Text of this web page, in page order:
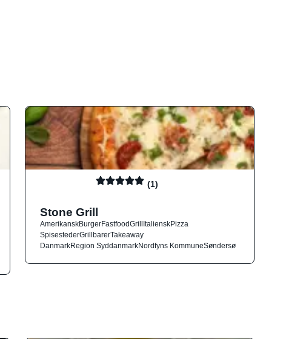
(1)
Stone Grill
AmerikanskBurgerFastfoodGrillItalienskPizza
SpisestederGrillbarerTakeaway
DanmarkRegion SyddanmarkNordfyns KommuneSøndersø